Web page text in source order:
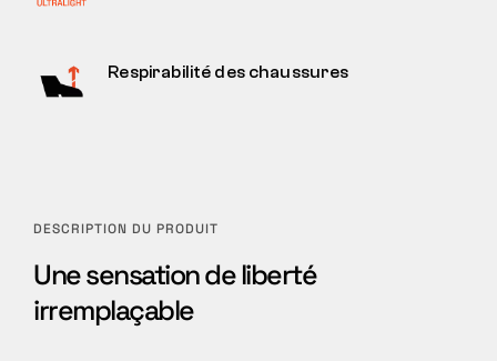
Respirabilité des chaussures
DESCRIPTION DU PRODUIT
Une sensation de liberté
irremplaçable